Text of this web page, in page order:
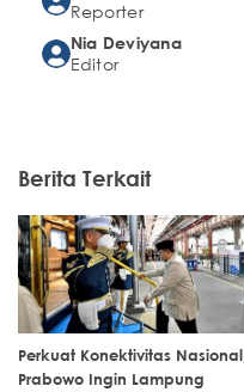
Reporter
Nia Deviyana
Editor
Berita Terkait
Perkuat Konektivitas Nasional,
Prabowo Ingin Lampung